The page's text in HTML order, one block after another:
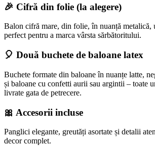
🎉 Cifră din folie (la alegere)
Balon cifră mare, din folie, în nuanță metalică,
perfect pentru a marca vârsta sărbătoritului.
🎈 Două buchete de baloane latex
Buchete formate din baloane în nuanțe latte,
și baloane cu confetti aurii sau argintii – toate
livrate gata de petrecere.
🎀 Accesorii incluse
Panglici elegante, greutăți asortate și detalii
decor complet.